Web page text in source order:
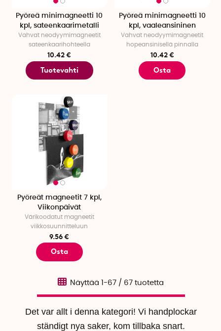
Pyöreä minimagneetti 10
kpl, sateenkaarimetalli
Vahvat neodyymimagneetit
sateenkaarihohteella
10.42 €
Tuotevahti
Pyöreä minimagneetti 10
kpl, vaaleansininen
Vahvat neodyymimagneetit
hopeansinisellä pinnalla
10.42 €
Osta
Pyöreät magneetit 7 kpl,
Viikonpäivät
Värikoodatut magneetit
viikkosuunnitteluun
9.56 €
Osta
Det var allt i denna kategori! Vi handplockar
ständigt nya saker, kom tillbaka snart.
Näyttää 1-67 / 67 tuotetta